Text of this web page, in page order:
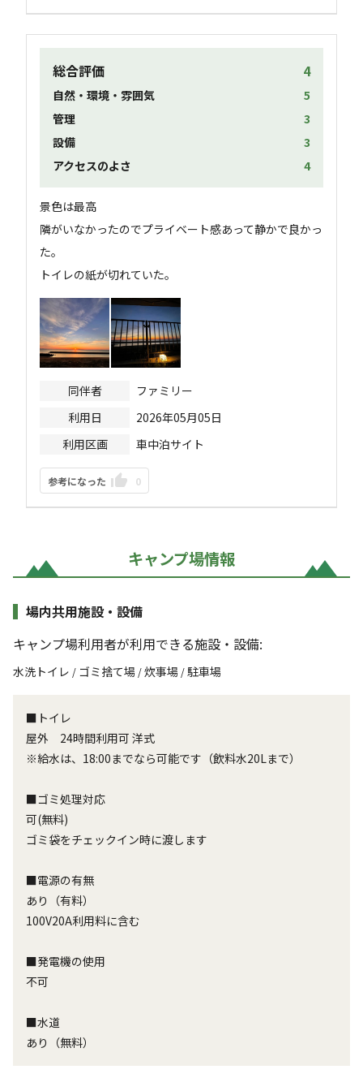
総合評価 4
自然・環境・雰囲気
5
管理
3
設備
3
アクセスのよさ
4
景色は最高
隣がいなかったのでプライベート感あって静かで良かっ
た。
トイレの紙が切れていた。
同伴者
ファミリー
利用日
2026年05月05日
利用区画
車中泊サイト
参考になった 0
キャンプ場情報
場内共用施設・設備
キャンプ場利用者が利用できる施設・設備:
水洗トイレ / ゴミ捨て場 /炊事場 /駐車場
■トイレ
屋外 24時間利用可 洋式
※給水は、18:00までなら可能です（飲料水20Lまで）
■ゴミ処理対応
可(無料)
ゴミ袋をチェックイン時に渡します
■電源の有無
あり（有料）
100V20A利用料に含む
■発電機の使用
不可
■水道
あり（無料）